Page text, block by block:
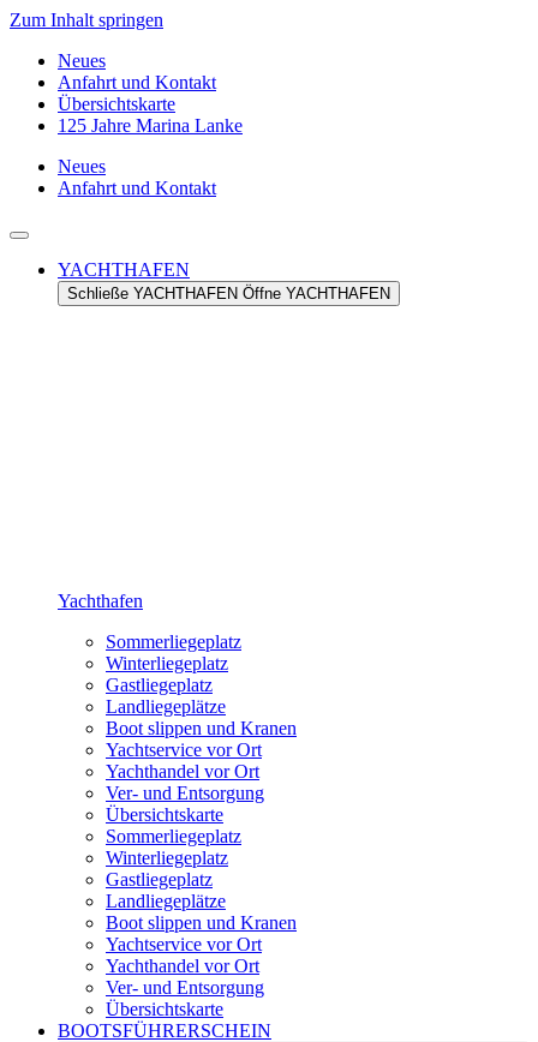
Zum Inhalt springen
Neues
Anfahrt und Kontakt
Übersichtskarte
125 Jahre Marina Lanke
Neues
Anfahrt und Kontakt
YACHTHAFEN
Schließe YACHTHAFEN Öffne YACHTHAFEN
Yachthafen
Sommerliegeplatz
Winterliegeplatz
Gastliegeplatz
Landliegeplätze
Boot slippen und Kranen
Yachtservice vor Ort
Yachthandel vor Ort
Ver- und Entsorgung
Übersichtskarte
Sommerliegeplatz
Winterliegeplatz
Gastliegeplatz
Landliegeplätze
Boot slippen und Kranen
Yachtservice vor Ort
Yachthandel vor Ort
Ver- und Entsorgung
Übersichtskarte
BOOTSFÜHRERSCHEIN